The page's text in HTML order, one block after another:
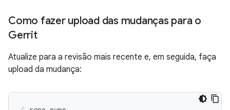
Como fazer upload das mudanças para o
Gerrit
Atualize para a revisão mais recente e, em seguida, faça
upload da mudança: